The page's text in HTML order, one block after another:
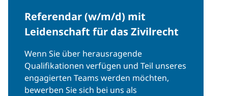
Referendar (w/m/d) mit
Leidenschaft für das Zivilrecht
Wenn Sie über herausragende
Qualifikationen verfügen und Teil unseres
engagierten Teams werden möchten,
bewerben Sie sich bei uns als